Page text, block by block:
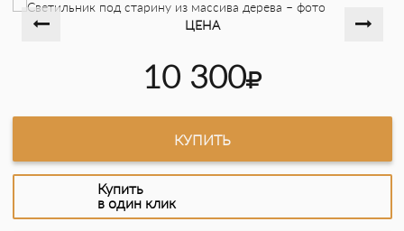
ЦЕНА
10 300
КУПИТЬ
Купить
в один клик